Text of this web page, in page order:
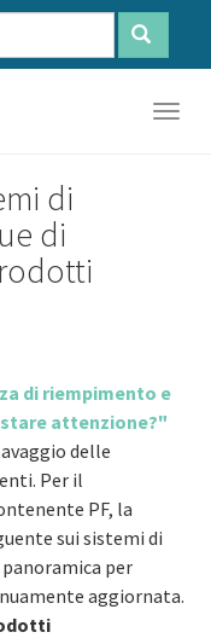
di
di
di riempimento e
attenzione?"
delle
Per il
PF, la
sui sistemi di
per
aggiornata.